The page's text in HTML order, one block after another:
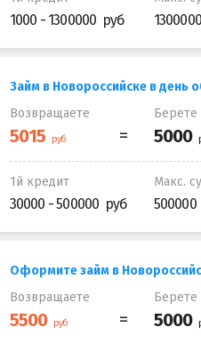
1000 - 1300000 1300000
Займ в Новороссийске в день
Возвращаете
Берете
1й кредит
30000 - 500000
Макс.
500000
Оформите займ в
Возвращаете
Берете